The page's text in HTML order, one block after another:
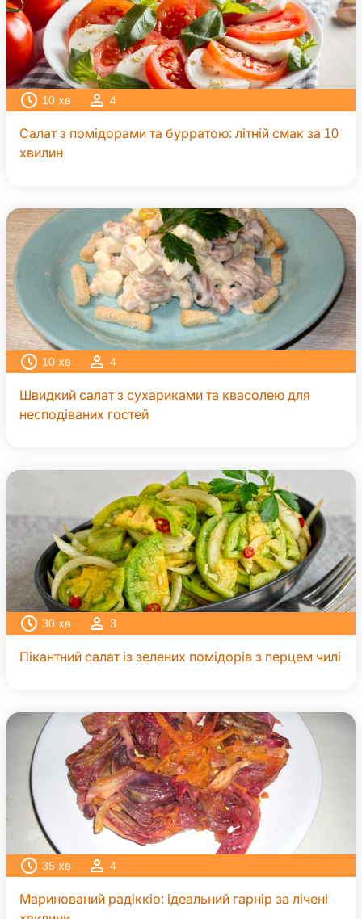
10 хв 4
Салат з помідорами та бурратою: літній смак за 10
хвилин
10 хв 4
Швидкий салат з сухариками та квасолею для
несподіваних гостей
30 хв 3
Пікантний салат із зелених помідорів з перцем чилі
35 хв 4
Маринований радіккіо: ідеальний гарнір за лічені